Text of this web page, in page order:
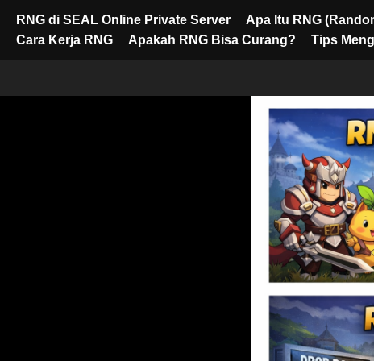
RNG di SEAL Online Private Server Apa Itu RNG
Cara Kerja RNG
Apakah RNG Bisa Curang? Tips